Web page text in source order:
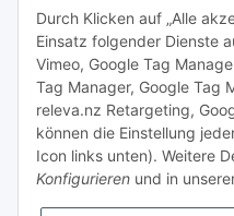
Durch Klicken auf „Alle
Einsatz folgender Dienste
Vimeo, Google Tag
Tag Manager, Google Tag
releva.nz Retargeting,
können die Einstellung
Icon links unten). Weitere
Konfigurieren und in